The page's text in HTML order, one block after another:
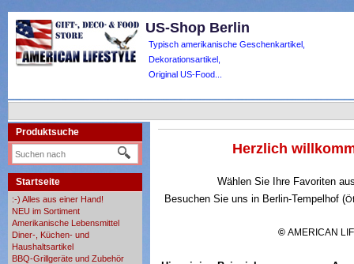
US-Shop Berlin
Typisch amerikanische Geschenkartikel,
Dekorationsartikel,
Original US-Food...
Produktsuche
Startseite
:-) Alles aus einer Hand!
NEU im Sortiment
Amerikanische Lebensmittel
Diner-, Küchen- und
Haushaltsartikel
BBQ-Grillgeräte und Zubehör
Herzlich
Wählen Sie Ihre Favoriten
Besuchen Sie uns in Berlin-Tempelhof (
© AMERICAN